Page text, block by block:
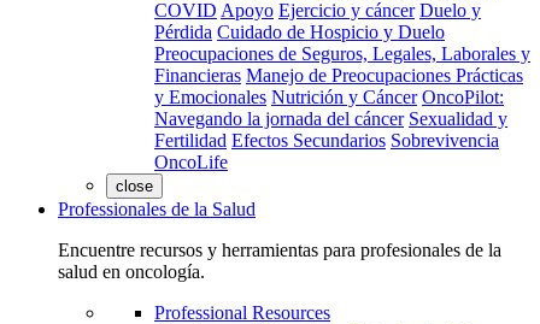
COVID Apoyo Ejercicio y cáncer Duelo y
Pérdida Cuidado de Hospicio y Duelo
Preocupaciones de Seguros, Legales, Laborales y
Financieras Manejo de Preocupaciones Prácticas
y Emocionales Nutrición y Cáncer OncoPilot:
Navegando la jornada del cáncer Sexualidad y
Fertilidad Efectos Secundarios Sobrevivencia
OncoLife
close
Professionales de la Salud
Encuentre recursos y herramientas para profesionales de la
salud en oncología.
Professional Resources